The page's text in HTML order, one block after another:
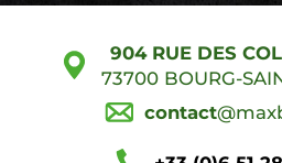
904 RUE DES
73700 BOURG-
contact